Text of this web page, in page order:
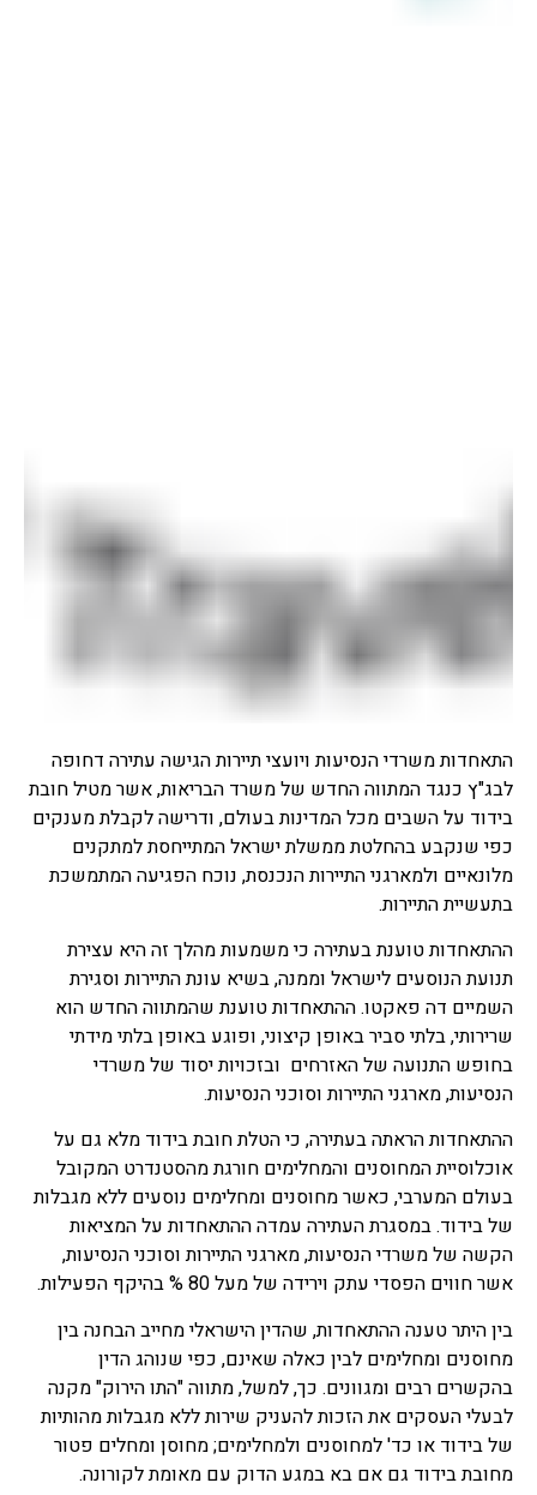
התאחדות משרדי הנסיעות ויועצי תיירות הגישה עתירה דחופה
לבג"ץ כנגד המתווה החדש של משרד הבריאות, אשר מטיל חובת
בידוד על השבים מכל המדינות בעולם, ודרישה לקבלת מענקים
כפי שנקבע בהחלטת ממשלת ישראל המתייחסת למתקנים
מלונאיים ולמארגני התיירות הנכנסת, נוכח הפגיעה המתמשכת
בתעשיית התיירות.
ההתאחדות טוענת בעתירה כי משמעות מהלך זה היא עצירת
תנועת הנוסעים לישראל וממנה, בשיא עונת התיירות וסגירת
השמיים דה פאקטו. ההתאחדות טוענת שהמתווה החדש הוא
שרירותי, בלתי סביר באופן קיצוני, ופוגע באופן בלתי מידתי
בחופש התנועה של האזרחים ובזכויות יסוד של משרדי
הנסיעות, מארגני התיירות וסוכני הנסיעות.
ההתאחדות הראתה בעתירה, כי הטלת חובת בידוד מלא גם על
אוכלוסיית המחוסנים והמחלימים חורגת מהסטנדרט המקובל
בעולם המערבי, כאשר מחוסנים ומחלימים נוסעים ללא מגבלות
של בידוד. במסגרת העתירה עמדה ההתאחדות על המציאות
הקשה של משרדי הנסיעות, מארגני התיירות וסוכני הנסיעות,
אשר חווים הפסדי עתק וירידה של מעל 80 % בהיקף הפעילות.
בין היתר טענה ההתאחדות, שהדין הישראלי מחייב הבחנה בין
מחוסנים ומחלימים לבין כאלה שאינם, כפי שנוהג הדין
בהקשרים רבים ומגוונים. כך, למשל, מתווה "התו הירוק" מקנה
לבעלי העסקים את הזכות להעניק שירות ללא מגבלות מהותיות
של בידוד או כד' למחוסנים ולמחלימים; מחוסן ומחלים פטור
מחובת בידוד גם אם בא במגע הדוק עם מאומת לקורונה.